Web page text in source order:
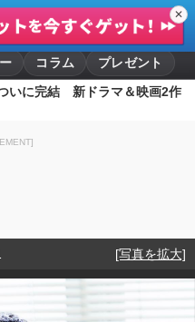
✕
コラム
プレゼント
いに完結 新ドラマ＆映画2作
[写真を拡大]